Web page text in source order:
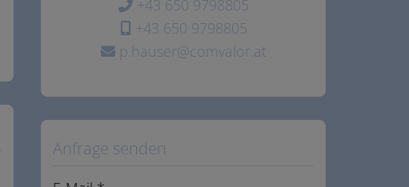
+43 650 9798805
+43 650 9798805
p.hauser@comvalor.at
Anfrage senden